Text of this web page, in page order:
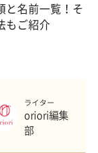
と名前一覧！そ
もご紹介
ライター
oriori編集
部